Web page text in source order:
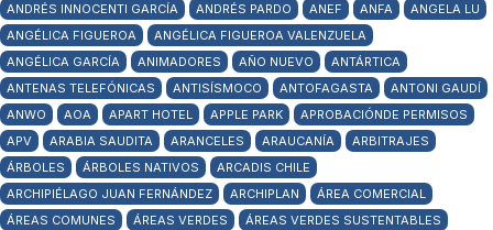
ANDRÉS INNOCENTI GARCÍA
ANDRÉS PARDO ANEF ANFA
ANGELA LU
ANGÉLICA FIGUEROA
ANGÉLICA FIGUEROA VALENZUELA
ANGÉLICA GARCÍA
ANIMADORES AÑO NUEVO
ANTÁRTICA
ANTENAS TELEFÓNICAS
ANTISÍSMOCO ANTOFAGASTA
ANTONI GAUDÍ
ANWO
AOA APART HOTEL APPLE PARK
APROBACIÓNDE PERMISOS
APV
ARABIA SAUDITA ARANCELES ARAUCANÍA
ARBITRAJES
ÁRBOLES
ÁRBOLES NATIVOS
ARCADIS CHILE
ARCHIPIÉLAGO JUAN FERNÁNDEZ
ARCHIPLAN
ÁREA COMERCIAL
ÁREAS COMUNES
ÁREAS VERDES
ÁREAS VERDES SUSTENTABLES